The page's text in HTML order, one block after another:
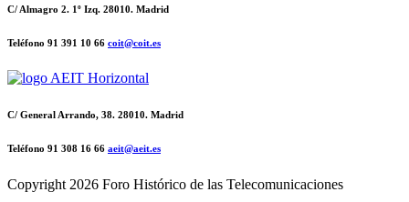
C/ Almagro 2. 1º Izq. 28010. Madrid
Teléfono 91 391 10 66 coit@coit.es
C/ General Arrando, 38. 28010. Madrid
Teléfono 91 308 16 66 aeit@aeit.es
Copyright 2026 Foro Histórico de las Telecomunicaciones